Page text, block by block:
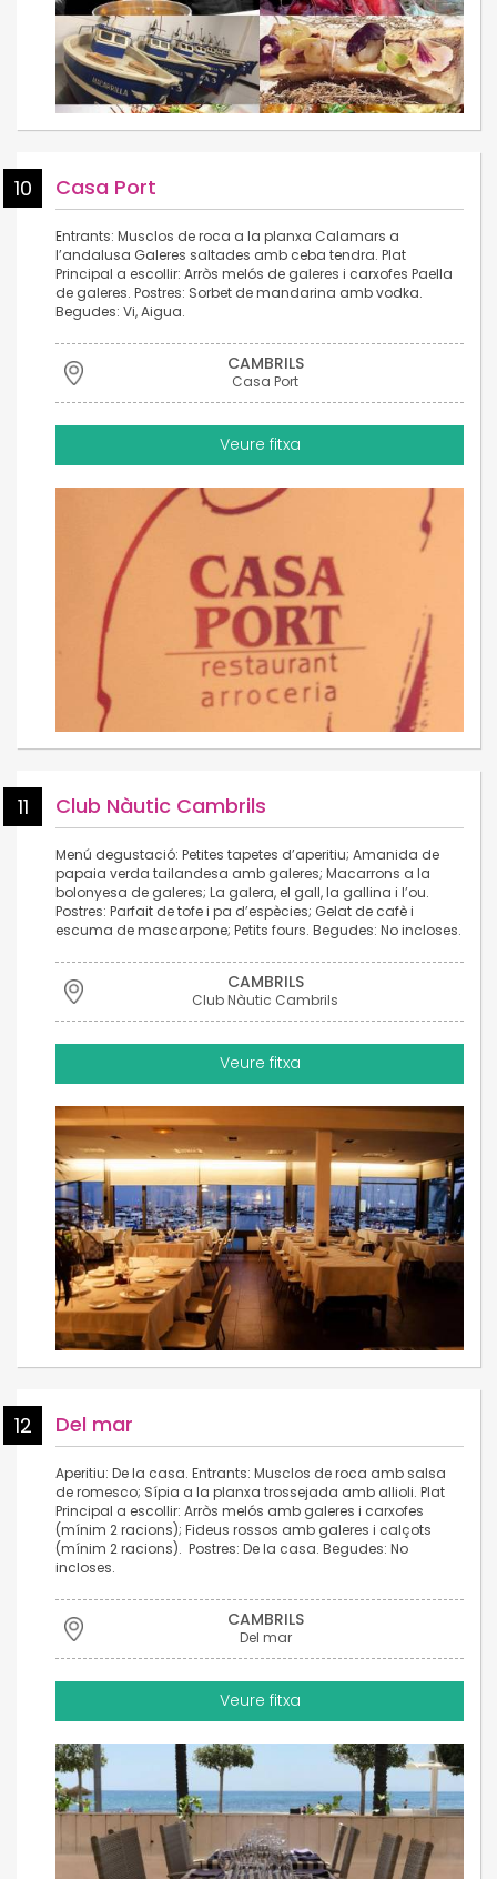
10 Casa Port
Entrants: Musclos de roca a la planxa Calamars a
l’andalusa Galeres saltades amb ceba tendra. Plat
Principal a escollir: Arròs melós de galeres i carxofes Paella
de galeres. Postres: Sorbet de mandarina amb vodka.
Begudes: Vi, Aigua.
CAMBRILS
Casa Port
Veure fitxa
11 Club Nàutic Cambrils
Menú degustació: Petites tapetes d’aperitiu; Amanida de
papaia verda tailandesa amb galeres; Macarrons a la
bolonyesa de galeres; La galera, el gall, la gallina i l’ou.
Postres: Parfait de tofe i pa d’espècies; Gelat de cafè i
escuma de mascarpone; Petits fours. Begudes: No incloses.
CAMBRILS
Club Nàutic Cambrils
Veure fitxa
12 Del mar
Aperitiu: De la casa. Entrants: Musclos de roca amb salsa
de romesco; Sípia a la planxa trossejada amb allioli. Plat
Principal a escollir: Arròs melós amb galeres i carxofes
(mínim 2 racions); Fideus rossos amb galeres i calçots
(mínim 2 racions). Postres: De la casa. Begudes: No
incloses.
CAMBRILS
Del mar
Veure fitxa